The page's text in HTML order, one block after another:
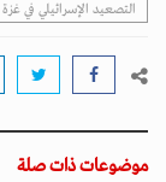
التصعيد الإسرائيلي في غزة
موضوعات ذات صلة